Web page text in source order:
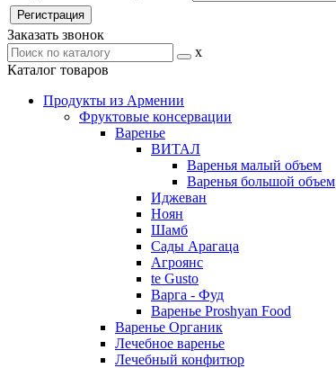
Заказать звонок
x
Каталог товаров
Продукты из Армении
Фруктовые консервации
Варенье
ВИТАЛ
Варенья малый объем
Варенья большой объем
Иджеван
Ноян
Шамб
Сады Арагаца
Агроянс
te Gusto
Варга - Фуд
Варенье Proshyan Food
Варенье Органик
Лечебное варенье
Лечебный конфитюр